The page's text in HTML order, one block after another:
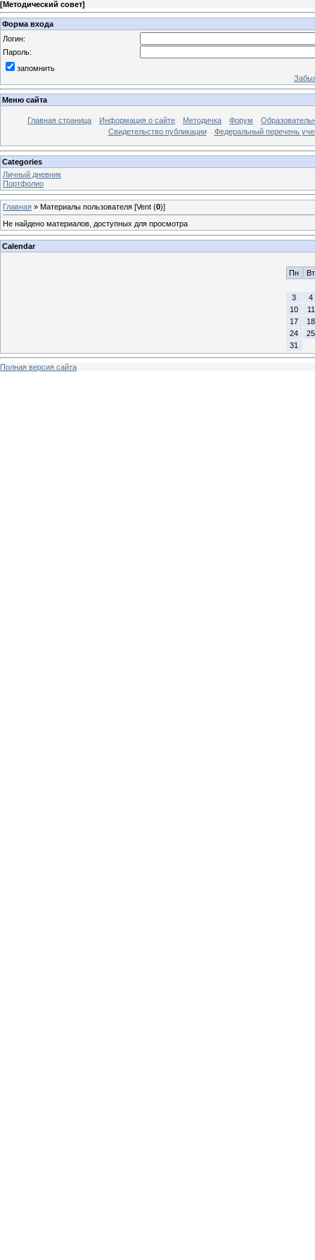
[Методический совет]
Форма входа
Логин:
Пароль:
запомнить
Меню сайта
Главная страница Информация о сайте Методичка Форум
Свидетельство публикации
Федеральный перечень
Categories
Личный дневник
Портфолио
Главная » Материалы пользователя [Vent (0)]
Не найдено материалов, доступных для просмотра
Calendar
Пн
Вт
3
4
10
11
17
18
24
25
31
Полная версия сайта